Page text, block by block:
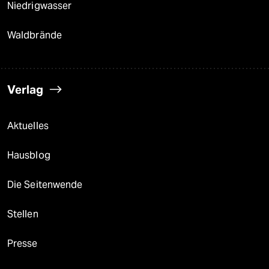
Niedrigwasser
Waldbrände
Verlag
Aktuelles
Hausblog
Die Seitenwende
Stellen
Presse